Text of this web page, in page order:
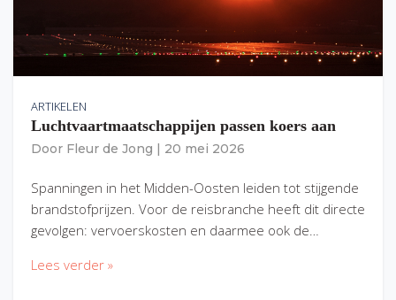
ARTIKELEN
Luchtvaartmaatschappijen passen koers aan
Door Fleur de Jong 20 mei 2026
Spanningen in het Midden-Oosten leiden tot stijgende
brandstofprijzen. Voor de reisbranche heeft dit directe
gevolgen: vervoerskosten en daarmee ook de…
Lees verder »